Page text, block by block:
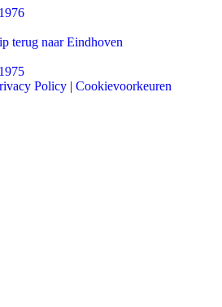
terug naar Eindhoven
Policy | Cookievoorkeuren